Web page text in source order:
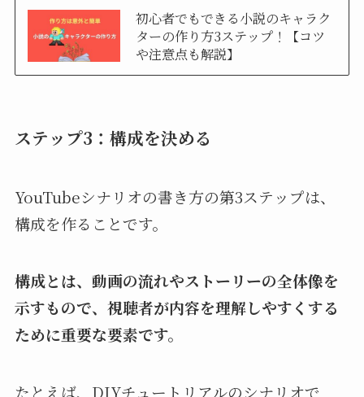
初心者でもできる小説のキャラク
ターの作り方3ステップ！【コツ
や注意点も解説】
ステップ3：構成を決める
YouTubeシナリオの書き方の第3ステップは、
構成を作ることです。
構成とは、動画の流れやストーリーの全体像を
示すもので、視聴者が内容を理解しやすくする
ために重要な要素です。
たとえば、DIYチュートリアルのシナリオで